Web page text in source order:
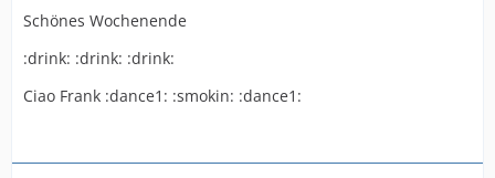
Schönes Wochenende
:drink: :drink: :drink:
Ciao Frank :dance1: :smokin: :dance1: